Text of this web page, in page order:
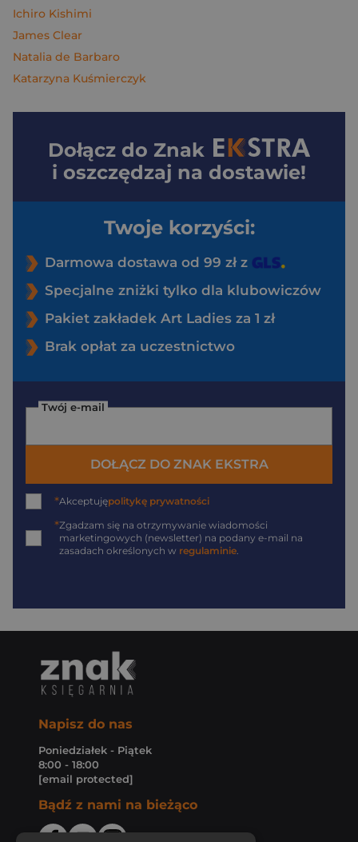
Ichiro Kishimi
James Clear
Natalia de Barbaro
Katarzyna Kuśmierczyk
Dołącz do Znak
i oszczędzaj na dostawie!
Twoje korzyści:
Darmowa dostawa od 99 zł z
Specjalne zniżki tylko dla klubowiczów
Pakiet zakładek Art Ladies za 1 zł
Brak opłat za uczestnictwo
Twój e-mail
DOŁĄCZ DO ZNAK EKSTRA
*Akceptujępolitykę prywatności
*Zgadzam się na otrzymywanie wiadomości
marketingowych (newsletter) na podany e-mail na
zasadach określonych w regulaminie.
Napisz do nas
Poniedziałek - Piątek
8:00 - 18:00
[email protected]
Bądź z nami na bieżąco